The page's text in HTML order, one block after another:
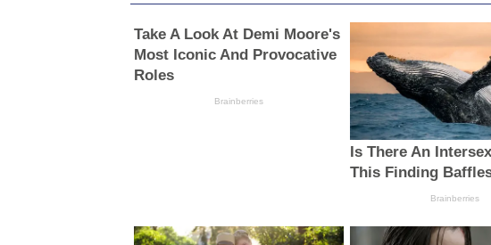
Take A Look At Demi Moore's
Most Iconic And Provocative
Roles
Brainberries
Is There An
This Finding
Brainberries